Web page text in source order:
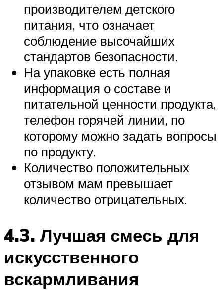
производителем детского
питания, что означает
соблюдение высочайших
стандартов безопасности.
На упаковке есть полная
информация о составе и
питательной ценности продукта,
телефон горячей линии, по
которому можно задать вопросы
по продукту.
Количество положительных
отзывом мам превышает
количество отрицательных.
4.3. Лучшая смесь для
искусственного
вскармливания